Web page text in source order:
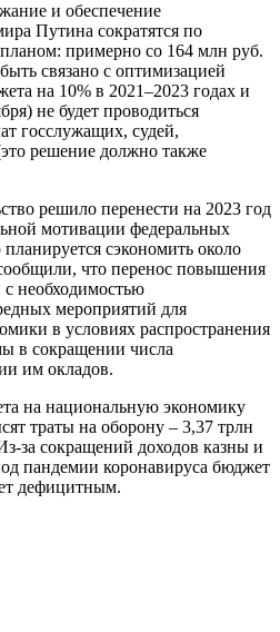
и обеспечение
Путина сократятся по
примерно со 164 млн руб.
связано с оптимизацией
на 10% в 2021–2023 годах и
не будет проводиться
госслужащих, судей,
решение должно также
решило перенести на 2023 год
мотивации федеральных
сэкономить около
что перенос повышения
с необходимостью
мероприятий для
в условиях распространения
в сокращении числа
им окладов.
на национальную экономику
траты на оборону – 3,37 трлн
за сокращений доходов казны и
пандемии коронавируса бюджет
дефицитным.